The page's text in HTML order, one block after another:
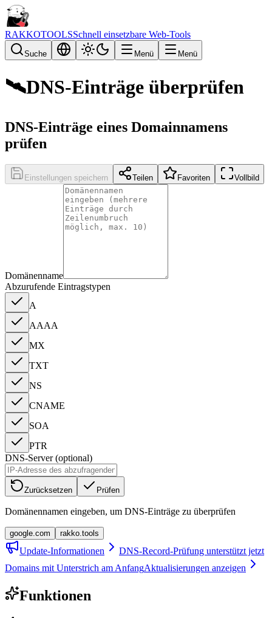
RAKKOTOOLSSchnell einsetzbare Web-Tools
Suche Menü Menü
🛰️DNS-Einträge überprüfen
DNS-Einträge eines Domainnamens
prüfen
Einstellungen speichern Teilen Favoriten Vollbild
Domänenname
Abzurufende Eintragstypen
A
AAAA
MX
TXT
NS
CNAME
SOA
PTR
DNS-Server (optional)
Zurücksetzen Prüfen
Domänennamen eingeben, um DNS-Einträge zu überprüfen
google.com rakko.tools
Update-Informationen
DNS-Record-Prüfung unterstützt jetzt
Domains mit Unterstrich am AnfangAktualisierungen anzeigen
Funktionen